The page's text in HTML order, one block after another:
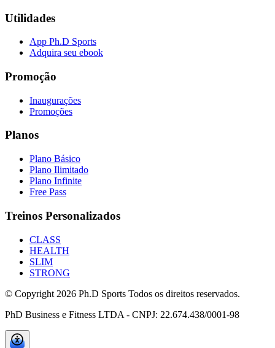
Utilidades
App Ph.D Sports
Adquira seu ebook
Promoção
Inaugurações
Promoções
Planos
Plano Básico
Plano Ilimitado
Plano Infinite
Free Pass
Treinos Personalizados
CLASS
HEALTH
SLIM
STRONG
© Copyright 2026 Ph.D Sports Todos os direitos reservados.
PhD Business e Fitness LTDA - CNPJ: 22.674.438/0001-98